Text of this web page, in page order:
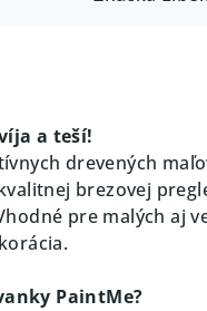
a teší!
drevených
brezovej
pre malých aj
PaintMe?